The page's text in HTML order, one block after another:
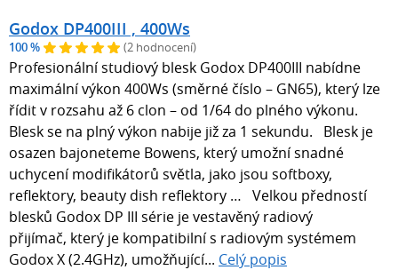
Godox DP400III , 400Ws
100 % (2 hodnocení)
Profesionální studiový blesk Godox DP400III nabídne
maximální výkon 400Ws (směrné číslo – GN65), který lze
řídit v rozsahu až 6 clon – od 1/64 do plného výkonu.
Blesk se na plný výkon nabije již za 1 sekundu. Blesk je
osazen bajoneteme Bowens, který umožní snadné
uchycení modifikátorů světla, jako jsou softboxy,
reflektory, beauty dish reflektory … Velkou předností
blesků Godox DP III série je vestavěný radiový
přijímač, který je kompatibilní s radiovým systémem
Godox X (2.4GHz), umožňující... Celý popis